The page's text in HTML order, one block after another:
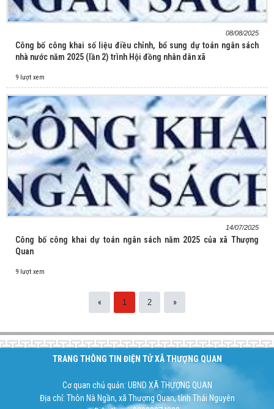
08/08/2025
Công bố công khai số liệu điều chỉnh, bổ sung dự toán ngân sách
nhà nước năm 2025 (lần 2) trình Hội đồng nhân dân xã
9 lượt xem
14/07/2025
Công bố công khai dự toán ngân sách năm 2025 của xã Thượng
Quan
9 lượt xem
« 1 2 »
TRANG THÔNG TIN ĐIỆN TỬ XÃ THƯỢNG QUAN
Cơ quan chủ quản: UBND XÃ THƯỢNG QUAN
Địa chỉ: Thôn Nà Ngần, xã Thượng Quan, tỉnh Thái Nguyên